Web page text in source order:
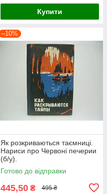
Купити
–10%
Як розкриваються таємниці.
Нариси про Червоні печерии
(б/у).
Готово до відправки
445,50 ₴ 495 ₴